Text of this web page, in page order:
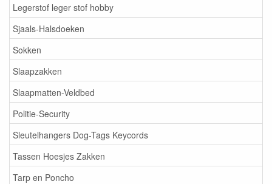
Legerstof leger stof hobby
Sjaals-Halsdoeken
Sokken
Slaapzakken
Slaapmatten-Veldbed
Politie-Security
Sleutelhangers Dog-Tags Keycords
Tassen Hoesjes Zakken
Tarp en Poncho